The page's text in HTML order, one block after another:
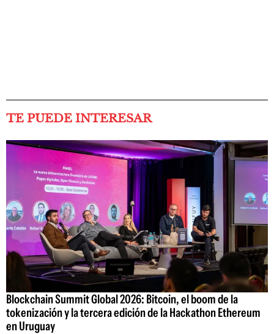
TE PUEDE INTERESAR
Blockchain Summit Global 2026: Bitcoin, el boom de la
tokenización y la tercera edición de la Hackathon Ethereum
en Uruguay